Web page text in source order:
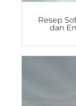
Resep
dan